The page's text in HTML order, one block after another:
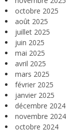
octobre 2025
août 2025
juillet 2025
juin 2025
mai 2025
avril 2025
mars 2025
février 2025
janvier 2025
décembre 2024
novembre 2024
octobre 2024